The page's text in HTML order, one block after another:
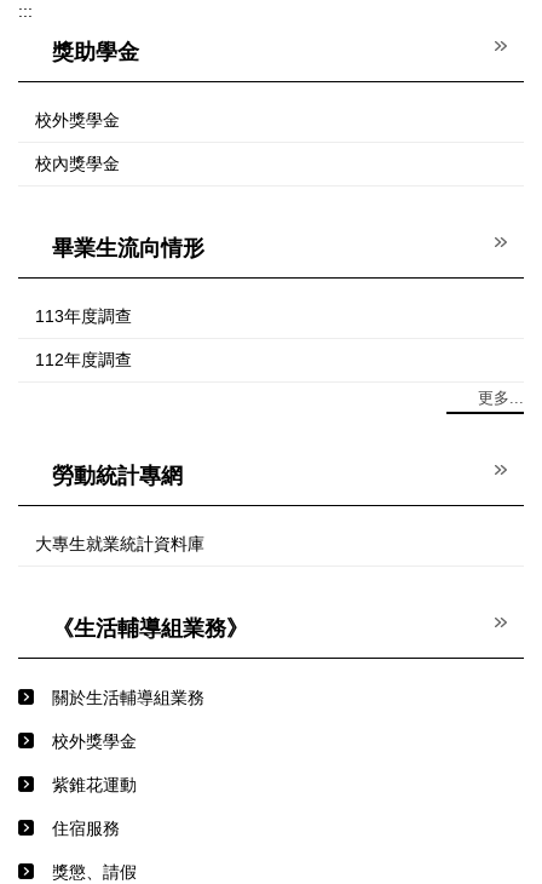
:::
獎助學金
校外獎學金
校內獎學金
畢業生流向情形
113年度調查
112年度調查
更多...
勞動統計專網
大專生就業統計資料庫
《生活輔導組業務》
關於生活輔導組業務
校外獎學金
紫錐花運動
住宿服務
獎懲、請假